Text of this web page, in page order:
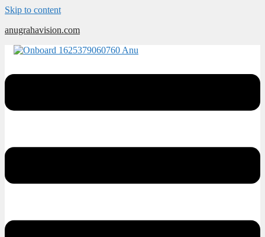
Skip to content
anugrahavision.com